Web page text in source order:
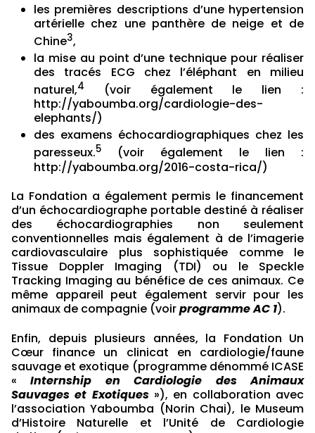
les premières descriptions d’une hypertension
artérielle chez une panthère de neige et de
Chine3,
la mise au point d’une technique pour réaliser
des tracés ECG chez l’éléphant en milieu
naturel,4
(voir également le lien :
http://yaboumba.org/cardiologie-des-
elephants/)
des examens échocardiographiques chez les
paresseux.5
(voir également le lien :
http://yaboumba.org/2016-costa-rica/)
La Fondation a également permis le financement
d’un échocardiographe portable destiné à réaliser
des échocardiographies non seulement
conventionnelles mais également à de l’imagerie
cardiovasculaire plus sophistiquée comme le
Tissue Doppler Imaging (TDI) ou le Speckle
Tracking Imaging au bénéfice de ces animaux. Ce
même appareil peut également servir pour les
animaux de compagnie (voirprogramme AC 1).
Enfin, depuis plusieurs années, la Fondation Un
Cœur finance un clinicat en cardiologie/faune
sauvage et exotique (programme dénommé ICASE
«Internship en Cardiologie des Animaux
Sauvages et Exotiques»), en collaboration avec
l’association Yaboumba (Norin Chai), le Museum
d’Histoire Naturelle et l’Unité de Cardiologie